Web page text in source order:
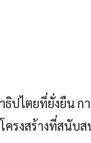
ธิปไตยที่ยั่งยืน ก
ครงสร้างที่สนับ